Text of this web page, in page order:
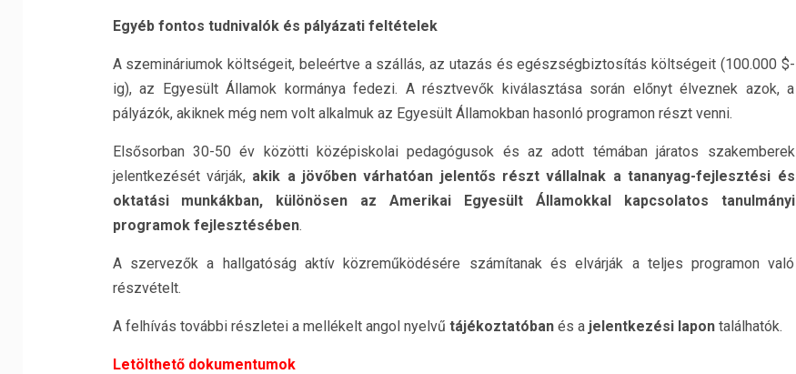
Egyéb fontos tudnivalók és pályázati feltételek
A szemináriumok költségeit, beleértve a szállás, az utazás és egészségbiztosítás költségeit (100.000 $-
ig), az Egyesült Államok kormánya fedezi. A résztvevők kiválasztása során előnyt élveznek azok, a
pályázók, akiknek még nem volt alkalmuk az Egyesült Államokban hasonló programon részt venni.
Elsősorban 30-50 év közötti középiskolai pedagógusok és az adott témában járatos szakemberek
jelentkezését várják, akik a jövőben várhatóan jelentős részt vállalnak a tananyag-fejlesztési és
oktatási munkákban, különösen az Amerikai Egyesült Államokkal kapcsolatos tanulmányi
programok fejlesztésében.
A szervezők a hallgatóság aktív közreműködésére számítanak és elvárják a teljes programon való
részvételt.
A felhívás további részletei a mellékelt angol nyelvű tájékoztatóbanés a jelentkezési lapontalálhatók.
Letölthető dokumentumok